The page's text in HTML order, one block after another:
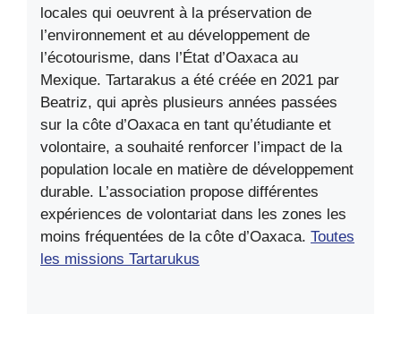
locales qui oeuvrent à la préservation de
l’environnement et au développement de
l’écotourisme, dans l’État d’Oaxaca au
Mexique. Tartarakus a été créée en 2021 par
Beatriz, qui après plusieurs années passées
sur la côte d’Oaxaca en tant qu’étudiante et
volontaire, a souhaité renforcer l’impact de la
population locale en matière de développement
durable. L’association propose différentes
expériences de volontariat dans les zones les
moins fréquentées de la côte d’Oaxaca. Toutes
les missions Tartarukus